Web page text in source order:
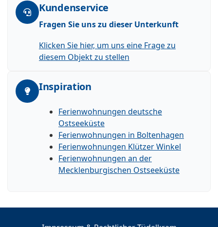
Kundenservice
Fragen Sie uns zu dieser Unterkunft
Klicken Sie hier, um uns eine Frage zu
diesem Objekt zu stellen
Inspiration
Ferienwohnungen deutsche
Ostseeküste
Ferienwohnungen in Boltenhagen
Ferienwohnungen Klützer Winkel
Ferienwohnungen an der
Mecklenburgischen Ostseeküste